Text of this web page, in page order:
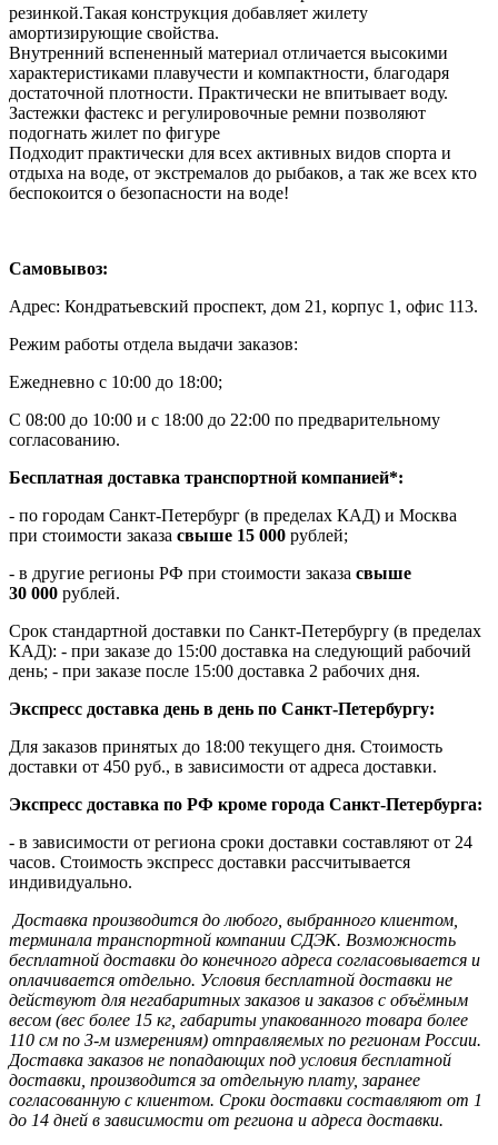
резинкой.Такая конструкция добавляет жилету
амортизирующие свойства.
Внутренний вспененный материал отличается высокими
характеристиками плавучести и компактности, благодаря
достаточной плотности. Практически не впитывает воду.
Застежки фастекс и регулировочные ремни позволяют
подогнать жилет по фигуре
Подходит практически для всех активных видов спорта и
отдыха на воде, от экстремалов до рыбаков, а так же всех кто
беспокоится о безопасности на воде!
Самовывоз:
Адрес: Кондратьевский проспект, дом 21, корпус 1, офис 113.
Режим работы отдела выдачи заказов:
Ежедневно с 10:00 до 18:00;
С 08:00 до 10:00 и с 18:00 до 22:00 по предварительному
согласованию.
Бесплатная доставка транспортной компанией*:
- по городам Санкт-Петербург (в пределах КАД) и Москва
при стоимости заказа свыше 15 000 рублей;
- в другие регионы РФ при стоимости заказа свыше
30 000 рублей.
Срок стандартной доставки по Санкт-Петербургу (в пределах
КАД): - при заказе до 15:00 доставка на следующий рабочий
день; - при заказе после 15:00 доставка 2 рабочих дня.
Экспресс доставка день в день по Санкт-Петербургу:
Для заказов принятых до 18:00 текущего дня. Стоимость
доставки от 450 руб., в зависимости от адреса доставки.
Экспресс доставка по РФ кроме города Санкт-Петербурга:
- в зависимости от региона сроки доставки составляют от 24
часов. Стоимость экспресс доставки рассчитывается
индивидуально.
Доставка производится до любого, выбранного клиентом,
терминала транспортной компании СДЭК. Возможность
бесплатной доставки до конечного адреса согласовывается и
оплачивается отдельно. Условия бесплатной доставки не
действуют для негабаритных заказов и заказов с объёмным
весом (вес более 15 кг, габариты упакованного товара более
110 см по 3-м измерениям) отправляемых по регионам России.
Доставка заказов не попадающих под условия бесплатной
доставки, производится за отдельную плату, заранее
согласованную с клиентом. Сроки доставки составляют от 1
до 14 дней в зависимости от региона и адреса доставки.